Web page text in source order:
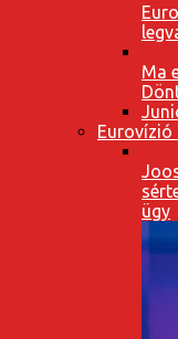
Ma
Eurovízió
ügy